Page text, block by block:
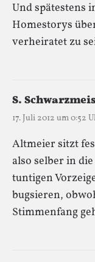
Und spätestens
Homestorys
verheiratet zu
S.
17. Juli 2012 um 0:52
Altmeier sitzt
also selber in
tuntigen
bugsieren,
Stimmenfang